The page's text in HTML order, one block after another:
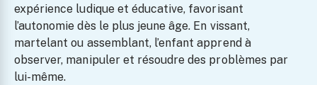
expérience ludique et éducative, favorisant
l’autonomie dès le plus jeune âge. En vissant,
martelant ou assemblant, l’enfant apprend à
observer, manipuler et résoudre des problèmes par
lui-même.